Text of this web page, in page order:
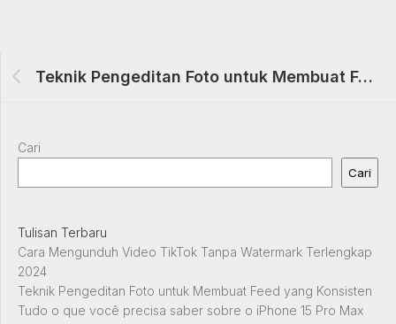
Teknik Pengeditan Foto untuk Membuat Feed yang Konsisten
Cari
Cari
Tulisan Terbaru
Cara Mengunduh Video TikTok Tanpa Watermark Terlengkap
2024
Teknik Pengeditan Foto untuk Membuat Feed yang Konsisten
Tudo o que você precisa saber sobre o iPhone 15 Pro Max